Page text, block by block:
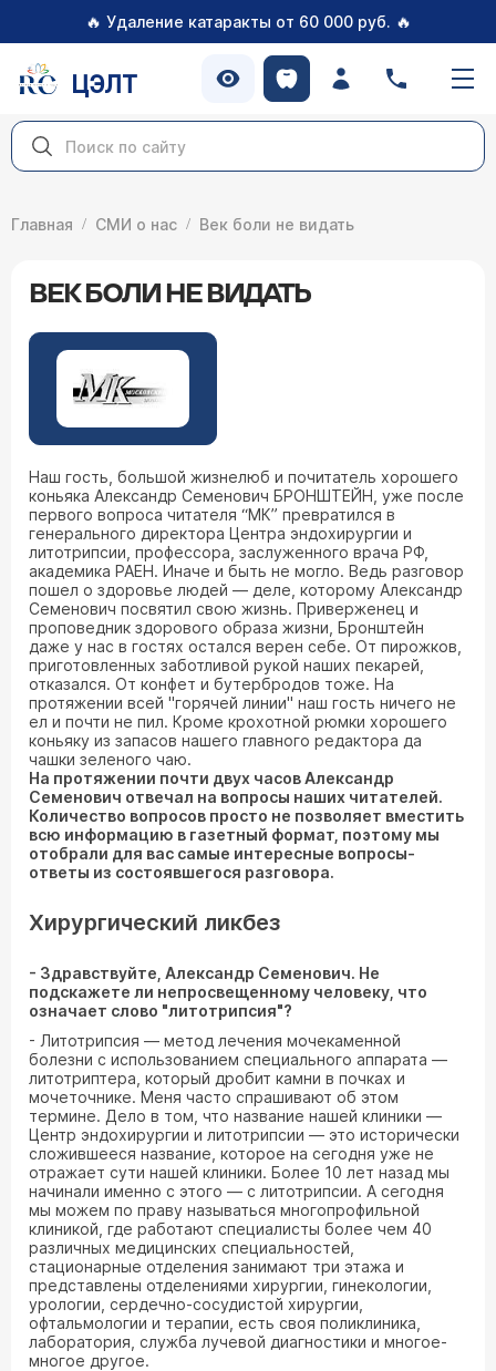
🔥 Удаление катаракты от 60 000 руб. 🔥
ЦЭЛТ
Главная СМИ о нас Век боли не видать
ВЕК БОЛИ НЕ ВИДАТЬ
Наш гость, большой жизнелюб и почитатель хорошего
коньяка Александр Семенович БРОНШТЕЙН, уже после
первого вопроса читателя “МК” превратился в
генерального директора Центра эндохирургии и
литотрипсии, профессора, заслуженного врача РФ,
академика РАЕН. Иначе и быть не могло. Ведь разговор
пошел о здоровье людей — деле, которому Александр
Семенович посвятил свою жизнь. Приверженец и
проповедник здорового образа жизни, Бронштейн
даже у нас в гостях остался верен себе. От пирожков,
приготовленных заботливой рукой наших пекарей,
отказался. От конфет и бутербродов тоже. На
протяжении всей "горячей линии" наш гость ничего не
ел и почти не пил. Кроме крохотной рюмки хорошего
коньяку из запасов нашего главного редактора да
чашки зеленого чаю.
На протяжении почти двух часов Александр
Семенович отвечал на вопросы наших читателей.
Количество вопросов просто не позволяет вместить
всю информацию в газетный формат, поэтому мы
отобрали для вас самые интересные вопросы-
ответы из состоявшегося разговора.
Хирургический ликбез
- Здравствуйте, Александр Семенович. Не
подскажете ли непросвещенному человеку, что
означает слово "литотрипсия"?
- Литотрипсия — метод лечения мочекаменной
болезни с использованием специального аппарата —
литотриптера, который дробит камни в почках и
мочеточнике. Меня часто спрашивают об этом
термине. Дело в том, что название нашей клиники —
Центр эндохирургии и литотрипсии — это исторически
сложившееся название, которое на сегодня уже не
отражает сути нашей клиники. Более 10 лет назад мы
начинали именно с этого — с литотрипсии. А сегодня
мы можем по праву называться многопрофильной
клиникой, где работают специалисты более чем 40
различных медицинских специальностей,
стационарные отделения занимают три этажа и
представлены отделениями хирургии, гинекологии,
урологии, сердечно-сосудистой хирургии,
офтальмологии и терапии, есть своя поликлиника,
лаборатория, служба лучевой диагностики и многое-
многое другое.